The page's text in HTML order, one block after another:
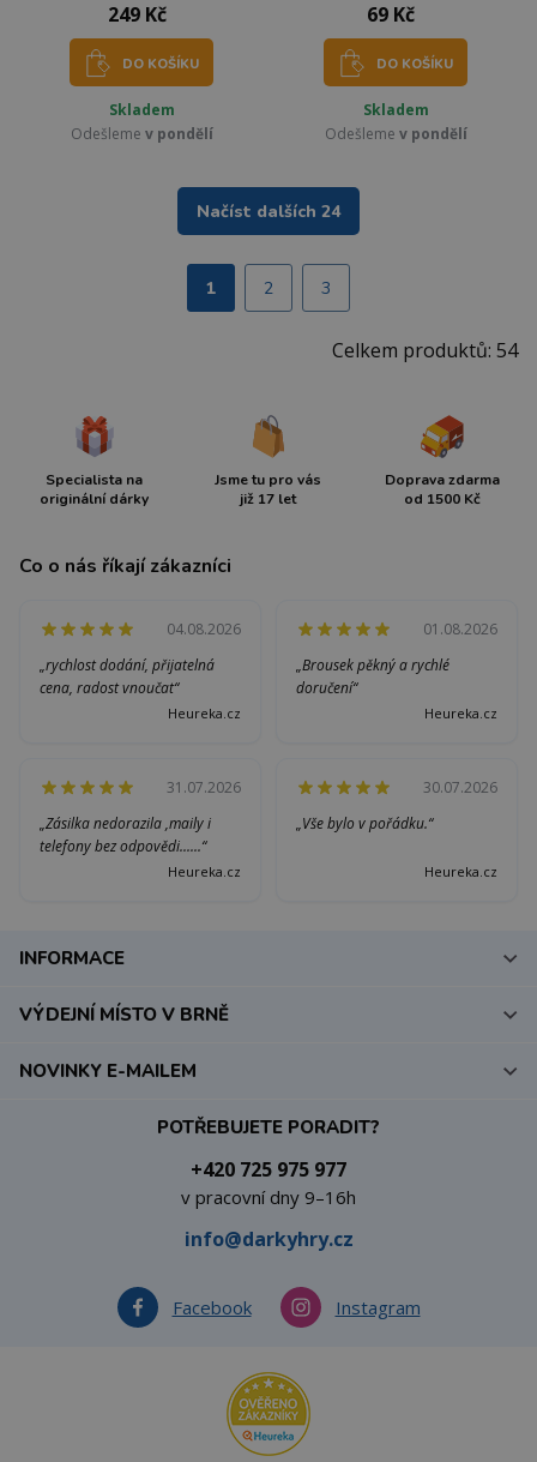
249 Kč
DO KOŠÍKU
Skladem
Odešleme v pondělí
69 Kč
DO KOŠÍKU
Skladem
Odešleme v pondělí
Načíst dalších 24
1 2 3
Celkem produktů: 54
Specialista na
originální dárky
Jsme tu pro vás
již 17 let
Doprava zdarma
od 1500 Kč
Co o nás říkají zákazníci
04.08.2026
„rychlost dodání, přijatelná
cena, radost vnoučat“
Heureka.cz
01.08.2026
„Brousek pěkný a rychlé
doručení“
Heureka.cz
31.07.2026
„Zásilka nedorazila ,maily i
telefony bez odpovědi......“
Heureka.cz
30.07.2026
„Vše bylo v pořádku.“
Heureka.cz
INFORMACE
VÝDEJNÍ MÍSTO V BRNĚ
POTŘEBUJETE PORADIT?
+420 725 975 977
v pracovní dny 9–16h
info@darkyhry.cz
Facebook Instagram
NOVINKY E-MAILEM